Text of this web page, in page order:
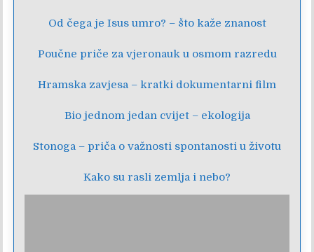
Od čega je Isus umro? – što kaže znanost
Poučne priče za vjeronauk u osmom razredu
Hramska zavjesa – kratki dokumentarni film
Bio jednom jedan cvijet – ekologija
Stonoga – priča o važnosti spontanosti u životu
Kako su rasli zemlja i nebo?